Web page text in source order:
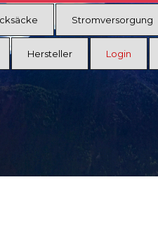
Stromversorgung
Hersteller Login